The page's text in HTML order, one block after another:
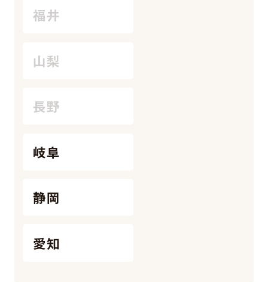
福井
山梨
長野
岐阜
静岡
愛知